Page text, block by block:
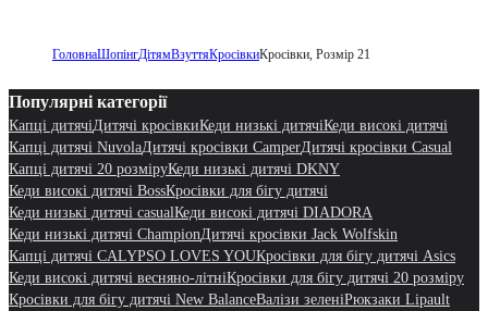
ГоловнаШопінгДітямВзуттяКросівкиКросівки, Розмір 21
Популярні категорії
Капці дитячіДитячі кросівкиКеди низькі дитячіКеди високі дитячі
Капці дитячі NuvolaДитячі кросівки CamperДитячі кросівки Casual
Капці дитячі 20 розміруКеди низькі дитячі DKNY
Кеди високі дитячі BossКросівки для бігу дитячі
Кеди низькі дитячі casualКеди високі дитячі DIADORA
Кеди низькі дитячі ChampionДитячі кросівки Jack Wolfskin
Капці дитячі CALYPSO LOVES YOUКросівки для бігу дитячі Asics
Кеди високі дитячі весняно-літніКросівки для бігу дитячі 20 розміру
Кросівки для бігу дитячі New BalanceВалізи зеленіРюкзаки Lipault